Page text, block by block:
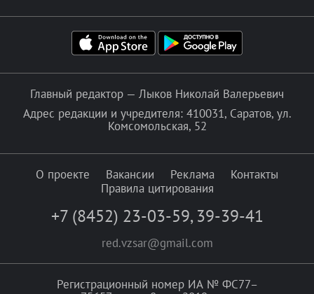
Главный редактор — Лыков Николай Валерьевич
Адрес редакции и учредителя: 410031, Саратов, ул.
Комсомольская, 52
О проекте Вакансии Реклама
Контакты
Правила цитирования
+7 (8452) 23-03-59, 39-39-41
red.vzsar@gmail.com
Регистрационный номер ИА № ФС77–